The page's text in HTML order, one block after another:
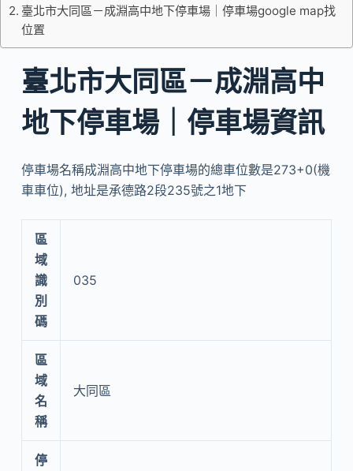
臺北市大同區－成淵高中地下停車場｜停車場google map找
位置
臺北市大同區－成淵高中
地下停車場｜停車場資訊
停車場名稱成淵高中地下停車場的總車位數是273+0(機
車車位), 地址是承德路2段235號之1地下
區
域
識
別
碼
035
區
域
名
稱
大同區
停